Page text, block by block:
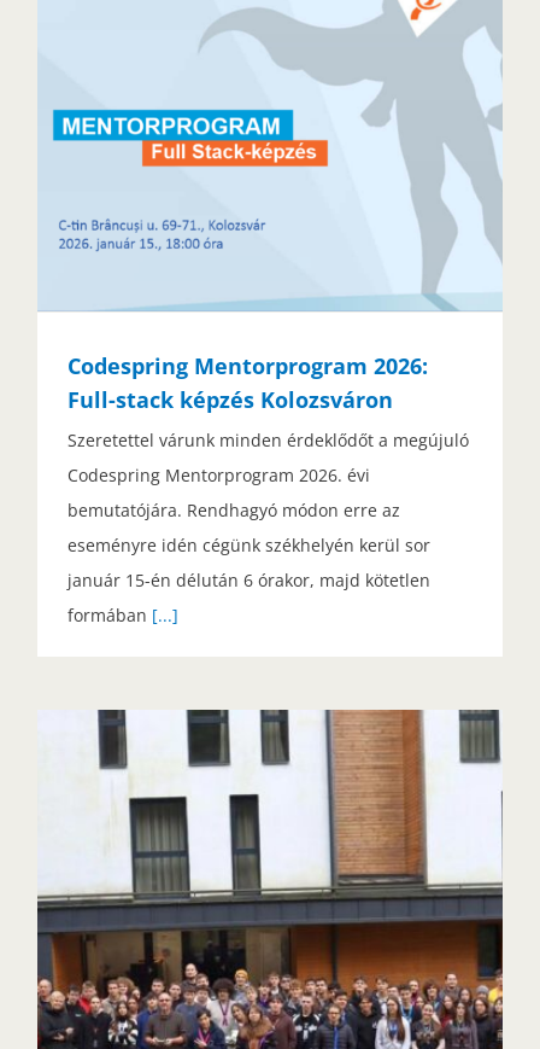
Codespring Mentorprogram 2026:
Full-stack képzés Kolozsváron
Szeretettel várunk minden érdeklődőt a megújuló
Codespring Mentorprogram 2026. évi
bemutatójára. Rendhagyó módon erre az
eseményre idén cégünk székhelyén kerül sor
január 15-én délután 6 órakor, majd kötetlen
formában [...]